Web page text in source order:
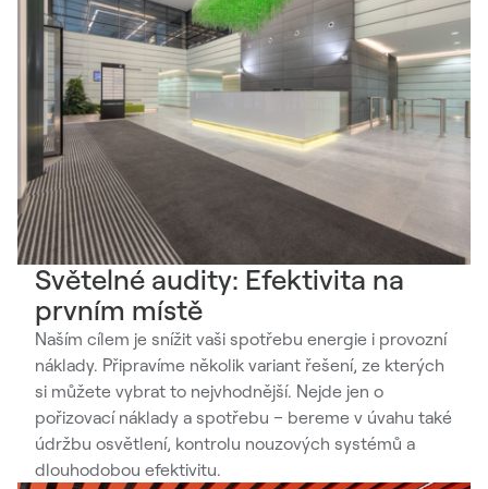
Světelné audity: Efektivita na
prvním místě
Naším cílem je snížit vaši spotřebu energie i provozní
náklady. Připravíme několik variant řešení, ze kterých
si můžete vybrat to nejvhodnější. Nejde jen o
pořizovací náklady a spotřebu – bereme v úvahu také
údržbu osvětlení, kontrolu nouzových systémů a
dlouhodobou efektivitu.